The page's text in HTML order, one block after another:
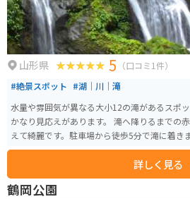
山形県 5 （口コミ1件）
#絶景スポット #湖｜川｜滝
水量や雰囲気が異なる大小12の滝があるスポ
かなり見応えがあります。 滝へ降りるまでの
えて綺麗です。駐車場から徒歩5分で滝に着き
スメです。
詳しく見る
鶴岡公園